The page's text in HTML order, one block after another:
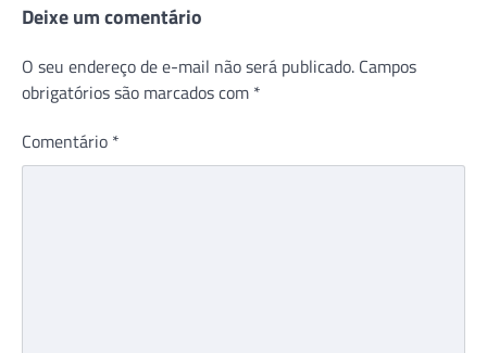
Deixe um comentário
O seu endereço de e-mail não será publicado. Campos
obrigatórios são marcados com *
Comentário *